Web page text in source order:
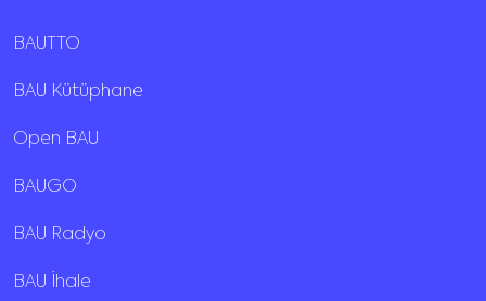
BAUTTO
BAU Kütüphane
Open BAU
BAUGO
BAU Radyo
BAU İhale